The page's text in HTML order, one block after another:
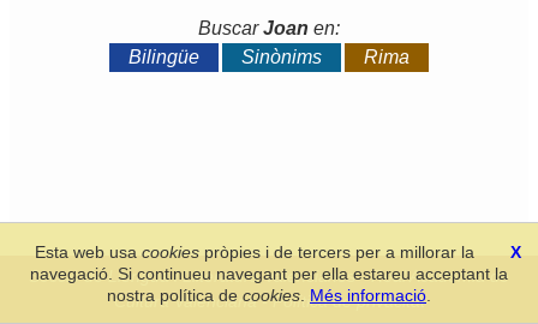
BuscarJoan en:
Bilingüe
Sinònims Rima
Secció de Llengua i Lliteratura Valencianes-Real Acadèmia de
Cultura Valenciana-Política de privacitat
X
Esta web usacookies pròpies i de tercers per a millorar la
navegació. Si continueu navegant per ella estareu acceptant la
nostra política de cookies Més informació